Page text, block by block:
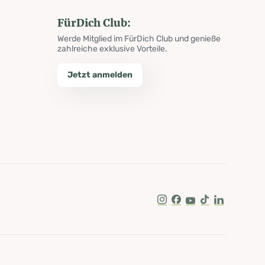
FürDich Club:
Werde Mitglied im FürDich Club und genieße
zahlreiche exklusive Vorteile.
Jetzt anmelden
Instagram
Facebook
Youtube
Tik TokLinkedIn